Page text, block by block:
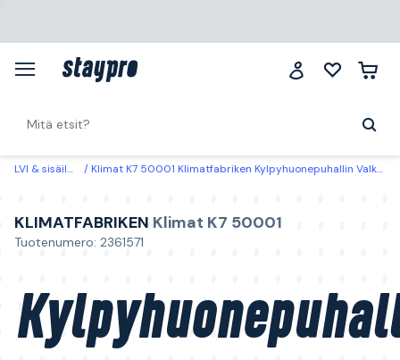
LVI & sisäilma Klimat K7 50001 Klimatfabriken Kylpyhuonepuhallin Valkoinen
KLIMATFABRIKEN Klimat K7 50001
Tuotenumero: 2361571